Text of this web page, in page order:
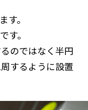
す。
す。
のではなく半円
するように設置